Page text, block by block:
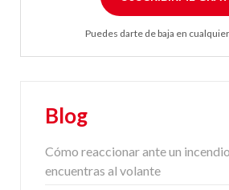
Puedes darte de baja en
Blog
Cómo reaccionar ante un
encuentras al volante